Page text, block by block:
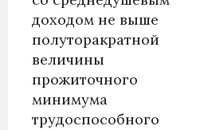
доходом не выше
полуторакратной
величины
прожиточного
минимума
трудоспособного